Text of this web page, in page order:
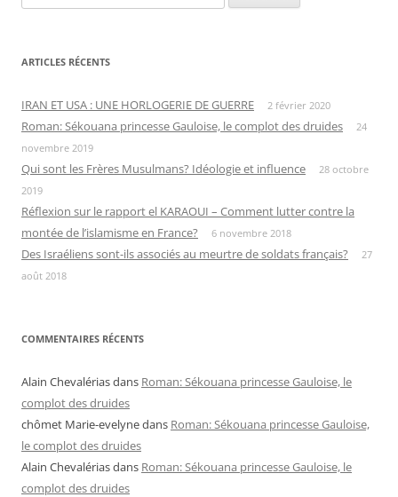
ARTICLES RÉCENTS
IRAN ET USA : UNE HORLOGERIE DE GUERRE 2 février 2020
Roman: Sékouana princesse Gauloise, le complot des druides
24
novembre 2019
Qui sont les Frères Musulmans? Idéologie et influence
28 octobre
2019
Réflexion sur le rapport el KARAOUI – Comment lutter contre la
montée de l’islamisme en France?
6 novembre 2018
Des Israéliens sont-ils associés au meurtre de soldats français?
27
août 2018
COMMENTAIRES RÉCENTS
Alain Chevalériasdans Roman: Sékouana princesse Gauloise, le
complot des druides
chômet Marie-evelynedans Roman: Sékouana princesse Gauloise,
le complot des druides
Alain Chevalériasdans Roman: Sékouana princesse Gauloise, le
complot des druides